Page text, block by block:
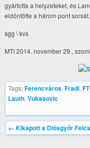
gyártotta a helyzeteket, és
eldöntötte a három pont sorsát.
sgg \ kvs
MTI 2014. november 29.,
Tags:Ferencváros, Fradi,
Lauth, Vukasovic
← Kikapott a Diósgyőr